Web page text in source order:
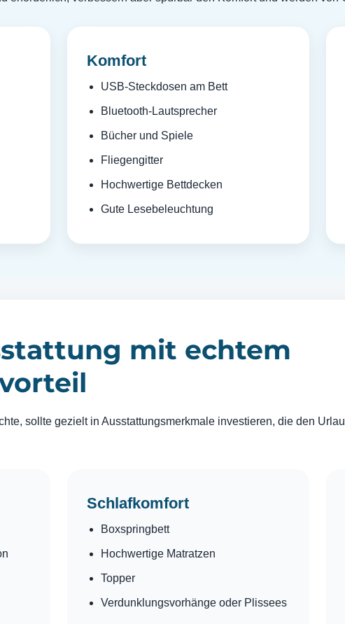
Komfort
USB-Steckdosen am Bett
Bluetooth-Lautsprecher
Bücher und Spiele
Fliegengitter
Hochwertige Bettdecken
Gute Lesebeleuchtung
mit echtem
sollte gezielt in Ausstattungsmerkmale investieren, die den
Schlafkomfort
Boxspringbett
Hochwertige Matratzen
Topper
Verdunklungsvorhänge oder Plissees